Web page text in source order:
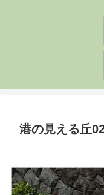
港の見える丘